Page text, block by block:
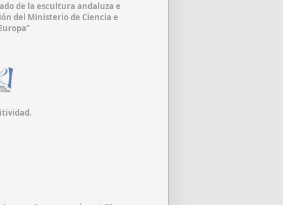
de la escultura andaluza e
del Ministerio de Ciencia e